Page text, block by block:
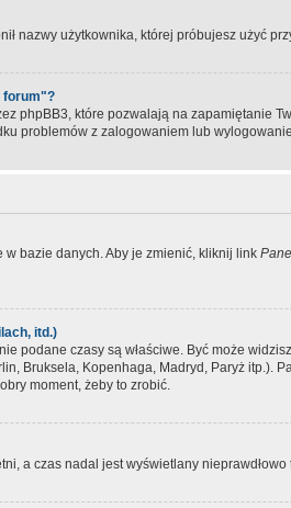
nazwy użytkownika, której próbujesz użyć
forum"?
phpBB3, które pozwalają na zapamiętanie
problemów z zalogowaniem lub
bazie danych. Aby je zmienić, kliknij link
itd.)
podane czasy są właściwe. Być może
Bruksela, Kopenhaga, Madryd, Paryż itp.).
moment, żeby to zrobić.
a czas nadal jest wyświetlany